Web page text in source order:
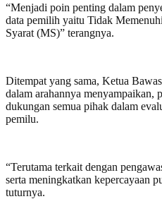
“Menjadi poin penting dalam
data pemilih yaitu Tidak
Syarat (MS)” terangnya.
Ditempat yang sama, Ketua
dalam arahannya menyampaikan,
dukungan semua pihak dalam
pemilu.
“Terutama terkait dengan
serta meningkatkan kepercayaan
tuturnya.